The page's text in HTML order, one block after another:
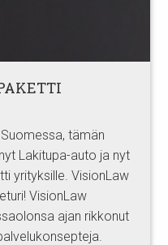
tämän
Lakitupa-auto ja nyt
yrityksille. VisionLaw
VisionLaw
ajan rikkonut